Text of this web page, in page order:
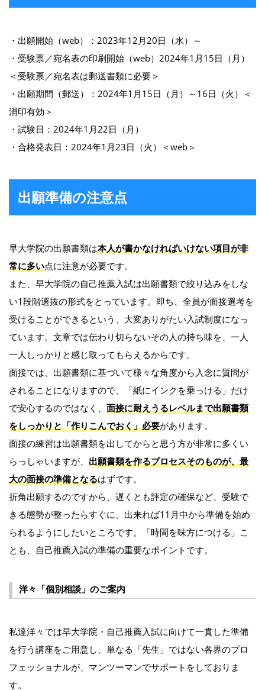
・出願開始（web）：2023年12月20日（水）～
・受験票／宛名表の印刷開始（web）2024年1月15日（月）
＜受験票／宛名表は郵送書類に必要＞
・出願期間（郵送）：2024年1月15日（月）～16日（火）＜
消印有効＞
・試験日：2024年1月22日（月）
・合格発表日：2024年1月23日（火）＜web＞
出願準備の注意点
早大学院の出願書類は本人が書かなければいけない項目が非
常に多い点に注意が必要です。
また、早大学院の自己推薦入試は出願書類で絞り込みをしな
い1段階選抜の形式をとっています。即ち、全員が面接選考を
受けることができるという、大変ありがたい入試制度になっ
ています。文章では伝わり切らないその人の持ち味を、一人
一人しっかりと感じ取ってもらえるからです。
面接では、出願書類に基づいて様々な角度から入念に質問が
されることになりますので、「紙にインクを乗っける」だけ
で安心するのではなく、 面接に耐えうるレベルまで出願書類
をしっかりと「作りこんでおく」必要があります。
面接の練習は出願書類を出してからと思う方が非常に多くい
らっしゃいますが、 出願書類を作るプロセスそのものが、最
大の面接の準備となるはずです。
折角出願するのですから、遅くとも評定の確保など、受験で
きる態勢が整ったらすぐに、出来れば11月中から準備を始め
られるようにしたいところです。「時間を味方につける」こ
とも、自己推薦入試の準備の重要なポイントです。
洋々「個別相談」のご案内
私達洋々では早大学院・自己推薦入試に向けて一貫した準備
を行う講座をご用意し、単なる「先生」ではない各界のプロ
フェッショナルが、マンツーマンでサポートをしておりま
す。